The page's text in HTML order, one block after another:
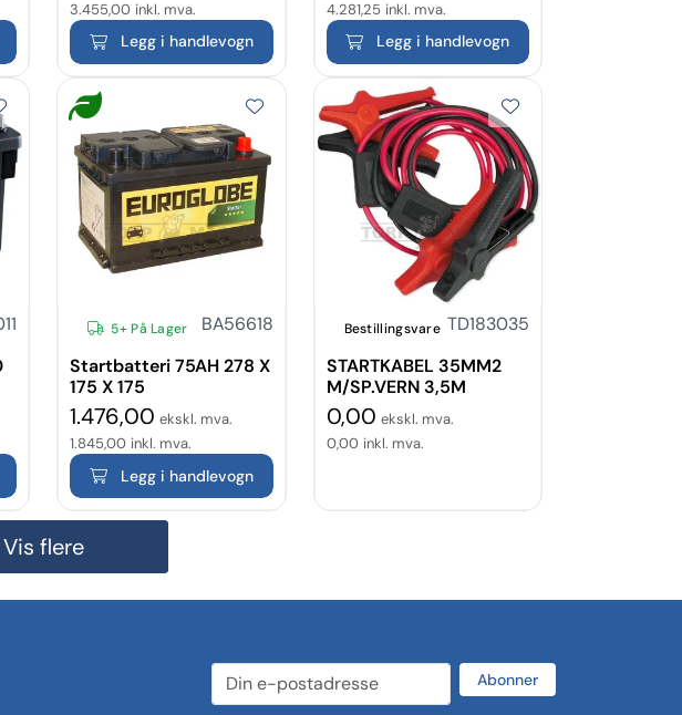
3.455,00 inkl. mva.
Legg i handlevogn
4.281,25 inkl. mva.
Legg i handlevogn
Startbatteri 75AH 278 X
175 X 175
BA56618
5+ På Lager
1.476,00 ekskl. mva.
1.845,00 inkl. mva.
Legg i handlevogn
STARTKABEL 35MM2
M/SP.VERN 3,5M
TD183035
Bestillingsvare
0,00 ekskl. mva.
0,00 inkl. mva.
Vis flere
Abonner